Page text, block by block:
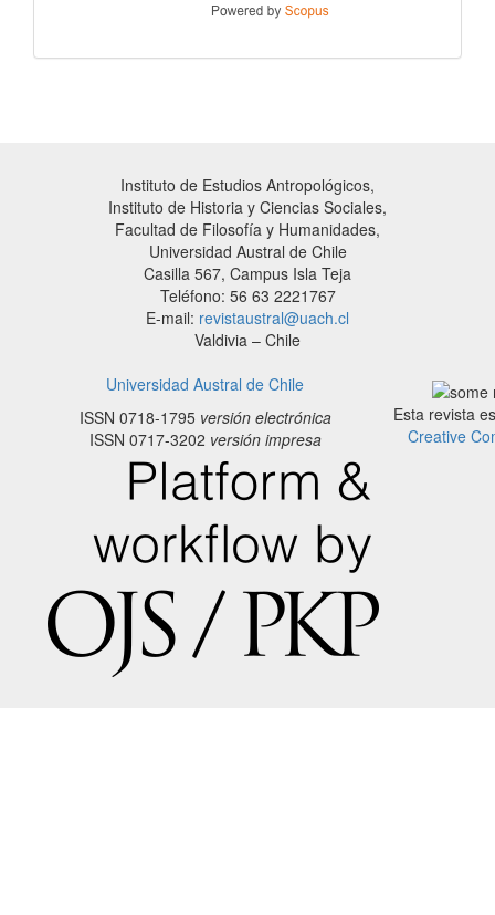
Instituto de Estudios Antropológicos,
Instituto de Historia y Ciencias Sociales,
Facultad de Filosofía y Humanidades,
Universidad Austral de Chile
Casilla 567, Campus Isla Teja
Teléfono: 56 63 2221767
E-mail: revistaustral@uach.cl
Valdivia – Chile
Universidad Austral de Chile
ISSN 0718-1795versión electrónica
ISSN 0717-3202 versión impresa
Esta revista
Creative